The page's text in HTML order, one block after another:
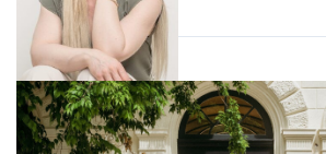
FeedEmber